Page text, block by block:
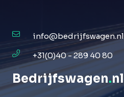
info@bedrijfswagen.nl
+31(0)40 - 289 40 80
Bedrijfswagen.nl